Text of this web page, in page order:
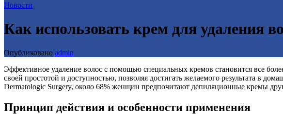
Новости
Как использовать крем для удаления
Опубликовано admin
Эффективное удаление волос с помощью специальных кремов становится все
своей простотой и доступностью, позволяя достигать желаемого результата в
Dermatologic Surgery, около 68% женщин предпочитают депиляционные кремы
Принцип действия и особенности применения